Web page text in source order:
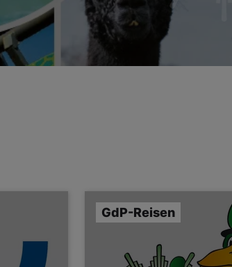
GdP-Reisen